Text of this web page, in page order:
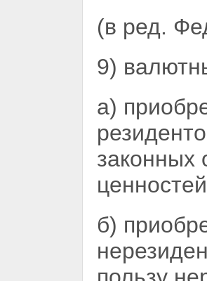
(в ред.
9)
а)
законных
б)